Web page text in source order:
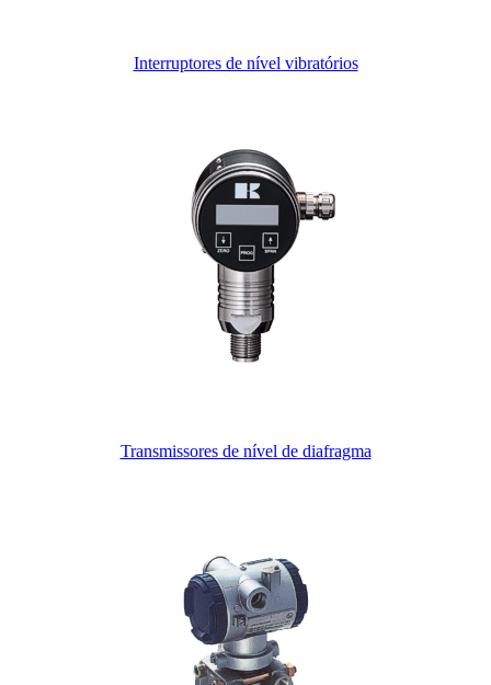
Interruptores de nível vibratórios
Transmissores de nível de diafragma